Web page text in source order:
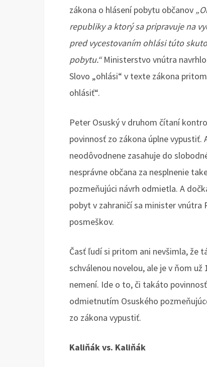
zákona o hlásení pobytu občanov
republiky a ktorý sa pripravuje na
pred vycestovaním ohlási túto
pobytu.“Ministerstvo vnútra navrhlo
Slovo „ohlási“ v texte zákona
ohlásiť“.
Peter Osuský v druhom čítaní
povinnosť zo zákona úplne vypustiť.
neodôvodnene zasahuje do
nesprávne občana za nesplnenie
pozmeňujúci návrh odmietla. A
pobyt v zahraničí sa minister
posmeškov.
Časť ľudí si pritom ani nevšimla, že
schválenou novelou, ale je v ňom
nemení. Ide o to, či takáto
odmietnutím Osuského
zo zákona vypustiť.
Kaliňák vs. Kaliňák